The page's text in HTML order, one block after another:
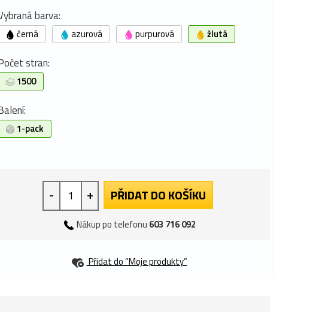
barva:
černá azurová purpurová žlutá
stran:
1500
1-pack
- + PŘIDAT DO KOŠÍKU
Nákup po telefonu 603 716 092
Přidat do “Moje produkty”